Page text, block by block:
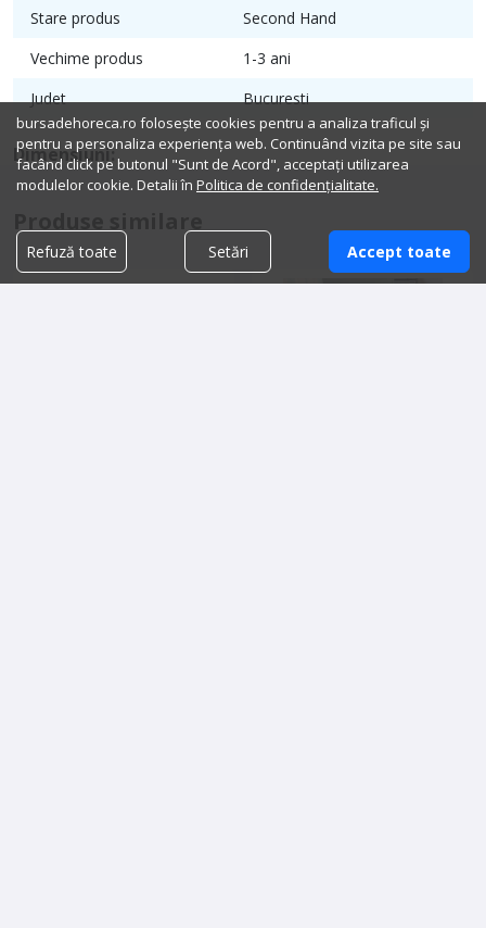
Stare produs
Second Hand
Vechime produs
1-3 ani
Judet
Bucuresti
Dimensiuni:
bursadehoreca.ro folosește cookies pentru a analiza traficul și
pentru a personaliza experiența web. Continuând vizita pe site sau
facând click pe butonul "Sunt de Acord", acceptați utilizarea
modulelor cookie. Detalii în Politica de confidențialitate.
Refuză toate Setări Accept toate